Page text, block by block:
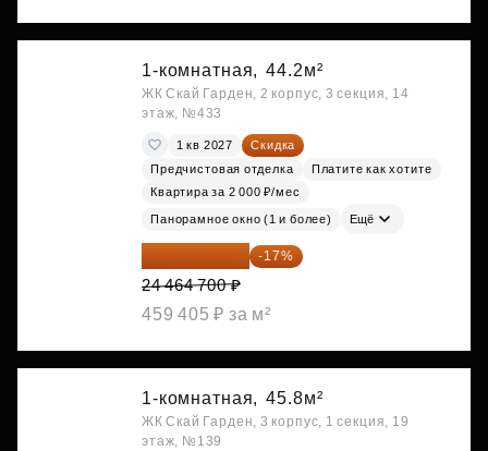
1-комнатная, 44.2м²
ЖК Скай Гарден, 2 корпус, 3 секция, 14
этаж, №433
1 кв 2027
Скидка
Предчистовая отделка
Платите как хотите
Квартира за 2 000 ₽/мес
Панорамное окно (1 и более) Ещё
20 305 701 ₽ -17%
24 464 700 ₽
459 405 ₽ за м²
1-комнатная, 45.8м²
ЖК Скай Гарден, 3 корпус, 1 секция, 19
этаж, №139